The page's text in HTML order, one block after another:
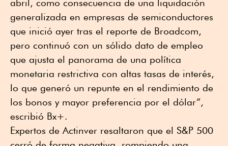
abril, como consecuencia de una liquidación
generalizada en empresas de semiconductores
que inició ayer tras el reporte de Broadcom,
pero continuó con un sólido dato de empleo
que ajusta el panorama de una política
monetaria restrictiva con altas tasas de interés,
lo que generó un repunte en el rendimiento de
los bonos y mayor preferencia por el dólar”,
escribió Bx+.
Expertos de Actinver resaltaron que el S&P 500